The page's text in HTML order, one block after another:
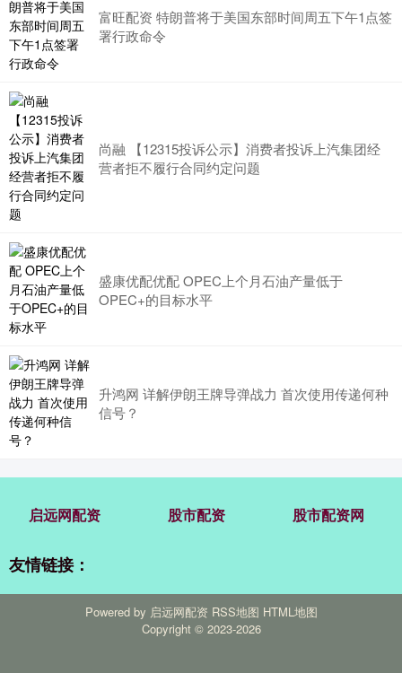
富旺配资 特朗普将于美国东部时间周五下午1点签
署行政命令
尚融 【12315投诉公示】消费者投诉上汽集团经
营者拒不履行合同约定问题
盛康优配优配 OPEC上个月石油产量低于
OPEC+的目标水平
升鸿网 详解伊朗王牌导弹战力 首次使用传递何种
信号？
启远网配资 股市配资 股市配资网
友情链接：
Powered by 启远网配资 RSS地图 HTML地图
Copyright © 2023-2026